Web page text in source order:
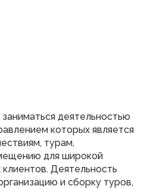
деятельностью
которых является
турам,
для широкой
Деятельность
и сборку туров,